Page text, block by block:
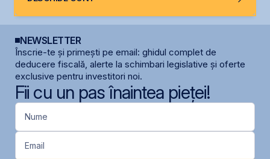
NEWSLETTER
Înscrie-te și primești pe email: ghidul complet de
deducere fiscală, alerte la schimbari legislative și oferte
exclusive pentru investitori noi.
Fii cu un pas înaintea pieței!
Nume
Email